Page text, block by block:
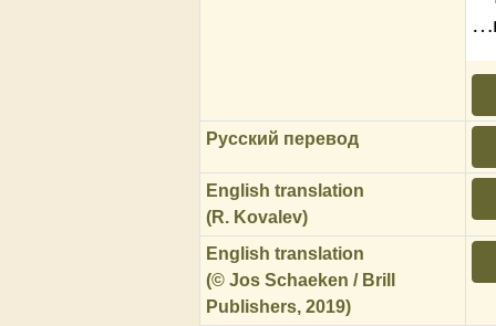
Русский перевод
English translation
(R. Kovalev)
English translation
(© Jos Schaeken / Brill
Publishers, 2019)